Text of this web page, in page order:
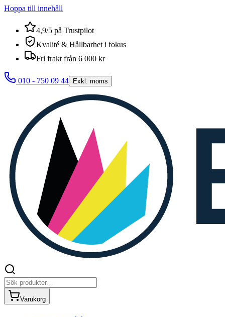
Hoppa till innehåll
4,9/5 på Trustpilot
Kvalité & Hållbarhet i fokus
Fri frakt från 6 000 kr
010 - 750 09 44 Exkl. moms
Varukorg